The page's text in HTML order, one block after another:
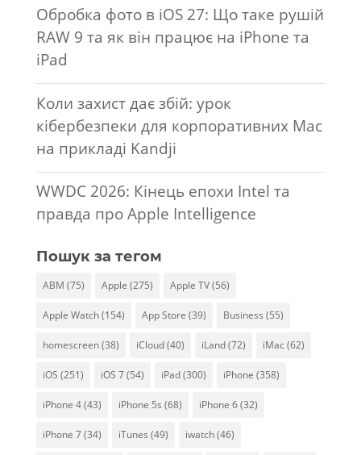
Обробка фото в iOS 27: Що таке рушій
RAW 9 та як він працює на iPhone та
iPad
Коли захист дає збій: урок
кібербезпеки для корпоративних Mac
на прикладі Kandji
WWDC 2026: Кінець епохи Intel та
правда про Apple Intelligence
Пошук за тегом
ABM (75) Apple (275) Apple TV(56)
Apple Watch(154) App Store (39) Business (55)
homescreen(38) iCloud(40) iLand(72) iMac (62)
iOS (251) iOS 7(54) iPad(300) iPhone (358)
iPhone 4(43) iPhone 5s (68) iPhone 6(32)
iPhone 7(34) iTunes (49) iwatch(46)